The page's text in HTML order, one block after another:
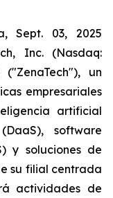
Sept. 03, 2025
Inc. (Nasdaq:
("ZenaTech"), un
empresariales
artificial
software
y soluciones de
su filial centrada
actividades de